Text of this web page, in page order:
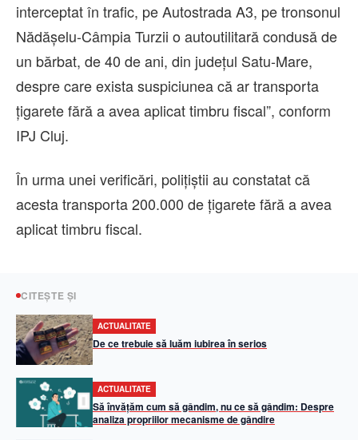
interceptat în trafic, pe Autostrada A3, pe tronsonul
Nădășelu-Câmpia Turzii o autoutilitară condusă de
un bărbat, de 40 de ani, din județul Satu-Mare,
despre care exista suspiciunea că ar transporta
țigarete fără a avea aplicat timbru fiscal”, conform
IPJ Cluj.
În urma unei verificări, polițiștii au constatat că
acesta transporta 200.000 de țigarete fără a avea
aplicat timbru fiscal.
CITEȘTE ȘI
ACTUALITATE
De ce trebuie să luăm iubirea în serios
ACTUALITATE
Să învățăm cum să gândim, nu ce să gândim: Despre
analiza propriilor mecanisme de gândire